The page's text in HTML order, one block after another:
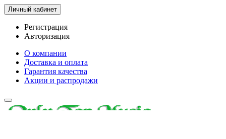
Личный кабинет
Регистрация
Авторизация
О компании
Доставка и оплата
Гарантия качества
Акции и распродажи